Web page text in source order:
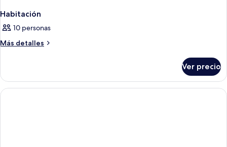
Habitación
10 personas
Más detalles
Más
Ver precio